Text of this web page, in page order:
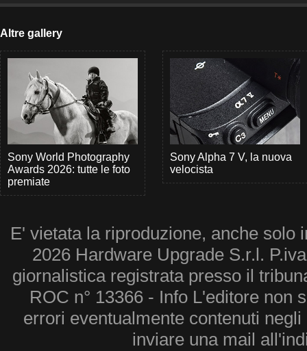
Altre gallery
Sony World Photography
Awards 2026: tutte le foto
premiate
Sony Alpha 7 V, la nuova
velocista
E' vietata la riproduzione, anche solo
2026 Hardware Upgrade S.r.l.
giornalistica registrata presso il
ROC n° 13366 - Info L'editore non
errori eventualmente contenuti
inviare una mail